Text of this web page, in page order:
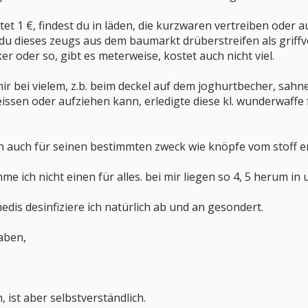
1 €, findest du in läden, die kurzwaren vertreiben oder
dieses zeugs aus dem baumarkt drüberstreifen als
oder so, gibt es meterweise, kostet auch nicht viel.
bei vielem, z.b. beim deckel auf dem joghurtbecher,
oder aufziehen kann, erledigte diese kl.
auch für seinen bestimmten zweck wie knöpfe vom stoff
ich nicht einen für alles. bei mir liegen so 4, 5 herum in
desinfiziere ich natürlich ab und an gesondert.
ist aber selbstverständlich.